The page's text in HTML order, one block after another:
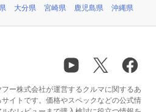
大分県 宮崎県 鹿児島県 沖縄県
ー株式会社が運営するクルマに関するあ
イトです。価格やスペックなどの公式情